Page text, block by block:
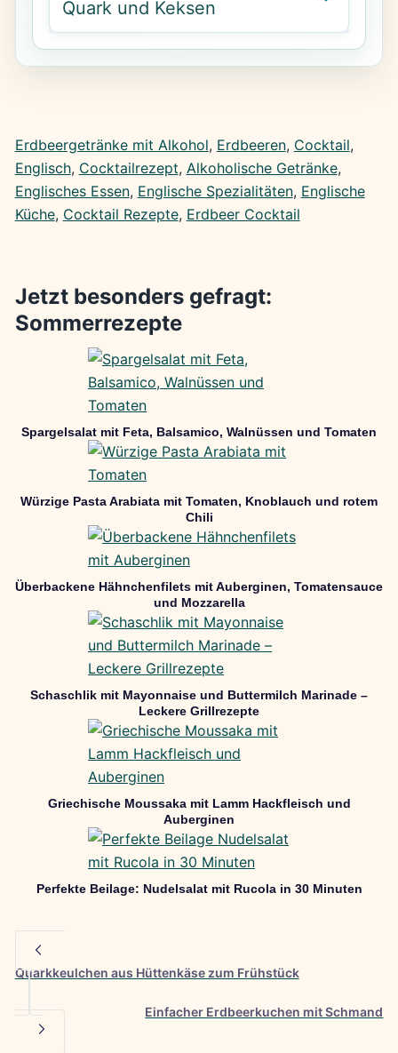
Quark und Keksen
Erdbeergetränke mit Alkohol, Erdbeeren, Cocktail
Englisch, Cocktailrezept, Alkoholische Getränke
Englisches Essen, Englische Spezialitäten, Englische
Küche, Cocktail Rezepte, Erdbeer Cocktail
Jetzt besonders gefragt:
Sommerrezepte
Spargelsalat mit Feta, Balsamico, Walnüssen und Tomaten
Würzige Pasta Arabiata mit Tomaten, Knoblauch und rotem
Chili
Überbackene Hähnchenfilets mit Auberginen, Tomatensauce
und Mozzarella
Schaschlik mit Mayonnaise und Buttermilch Marinade –
Leckere Grillrezepte
Griechische Moussaka mit Lamm Hackfleisch und
Auberginen
Perfekte Beilage: Nudelsalat mit Rucola in 30 Minuten
Quarkkeulchen aus Hüttenkäse zum Frühstück
Einfacher Erdbeerkuchen mit Schmand